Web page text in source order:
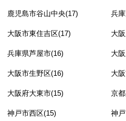
鹿児島市谷山中央(17) 兵
大阪市東住吉区(17) 大
兵庫県芦屋市(16) 大
大阪市生野区(16) 大
大阪府大東市(15) 京
神戸市西区(15) 神